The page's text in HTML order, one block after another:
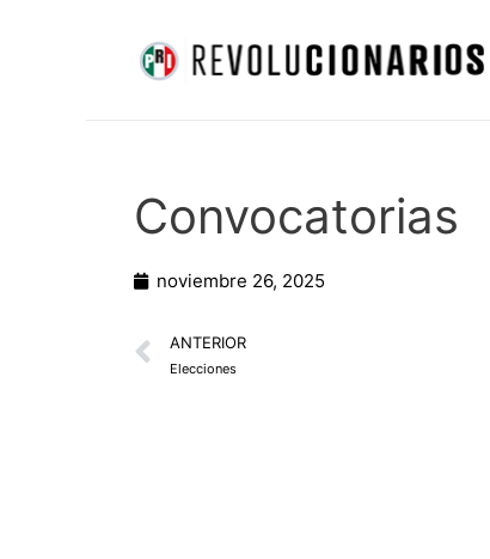
Convocatorias
noviembre 26, 2025
Prev
ANTERIOR
Elecciones